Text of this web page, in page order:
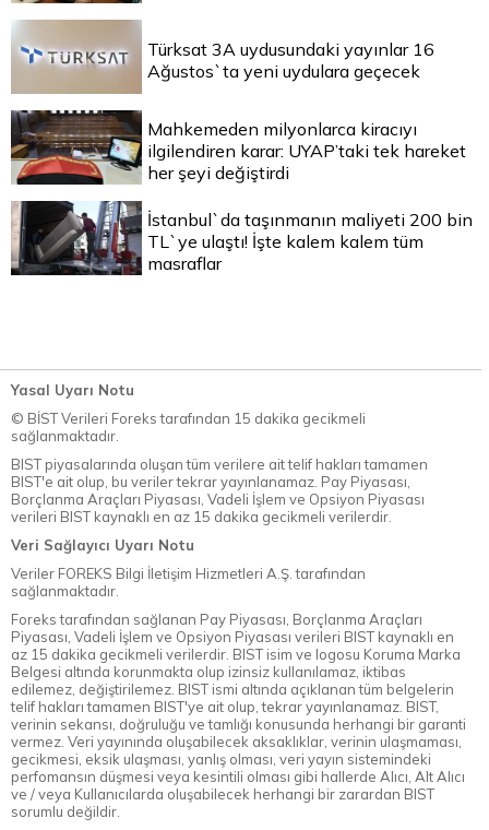
Türksat 3A uydusundaki yayınlar 16
Ağustos`ta yeni uydulara geçecek
Mahkemeden milyonlarca kiracıyı
ilgilendiren karar: UYAP’taki tek hareket
her şeyi değiştirdi
İstanbul`da taşınmanın maliyeti 200 bin
TL`ye ulaştı! İşte kalem kalem tüm
masraflar
Yasal Uyarı Notu
© BİST Verileri Foreks tarafından 15 dakika gecikmeli
sağlanmaktadır.
BIST piyasalarında oluşan tüm verilere ait telif hakları tamamen
BIST'e ait olup, bu veriler tekrar yayınlanamaz. Pay Piyasası,
Borçlanma Araçları Piyasası, Vadeli İşlem ve Opsiyon Piyasası
verileri BIST kaynaklı en az 15 dakika gecikmeli verilerdir.
Veri Sağlayıcı Uyarı Notu
Veriler FOREKS Bilgi İletişim Hizmetleri A.Ş. tarafından
sağlanmaktadır.
Foreks tarafından sağlanan Pay Piyasası, Borçlanma Araçları
Piyasası, Vadeli İşlem ve Opsiyon Piyasası verileri BIST kaynaklı en
az 15 dakika gecikmeli verilerdir. BIST isim ve logosu Koruma Marka
Belgesi altında korunmakta olup izinsiz kullanılamaz, iktibas
edilemez, değiştirilemez. BIST ismi altında açıklanan tüm belgelerin
telif hakları tamamen BIST'ye ait olup, tekrar yayınlanamaz. BIST,
verinin sekansı, doğruluğu ve tamlığı konusunda herhangi bir garanti
vermez. Veri yayınında oluşabilecek aksaklıklar, verinin ulaşmaması,
gecikmesi, eksik ulaşması, yanlış olması, veri yayın sistemindeki
perfomansın düşmesi veya kesintili olması gibi hallerde Alıcı, Alt Alıcı
ve / veya Kullanıcılarda oluşabilecek herhangi bir zarardan BIST
sorumlu değildir.